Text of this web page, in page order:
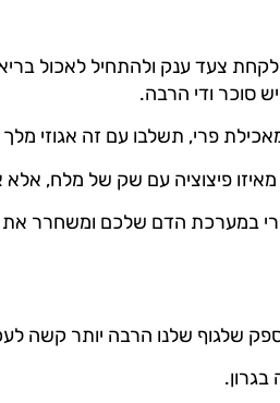
צעד ענק ולהתחיל לאכול
סוכר ודי הרבה.
פרי, תשלבו עם זה אגוזי
פיצוציה עם שק של מלח, אלא
במערכת הדם שלכם ומשחרר את
שלגוף שלנו הרבה יותר קשה